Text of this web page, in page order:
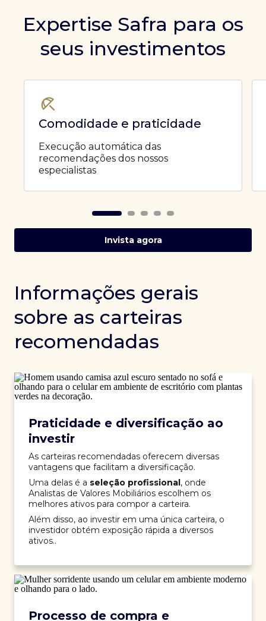
Expertise Safra para os
seus investimentos
Comodidade e praticidade
Execução automática das
recomendações dos nossos
especialistas
Invista agora
Informações gerais
sobre as carteiras
recomendadas
Praticidade e diversificação ao
investir
As carteiras recomendadas oferecem diversas
vantagens que facilitam a diversificação.
Uma delas é a seleção profissional, onde
Analistas de Valores Mobiliários escolhem os
melhores ativos para compor a carteira.
Além disso, ao investir em uma única carteira, o
investidor obtém exposição rápida a diversos
ativos..
Processo de compra e